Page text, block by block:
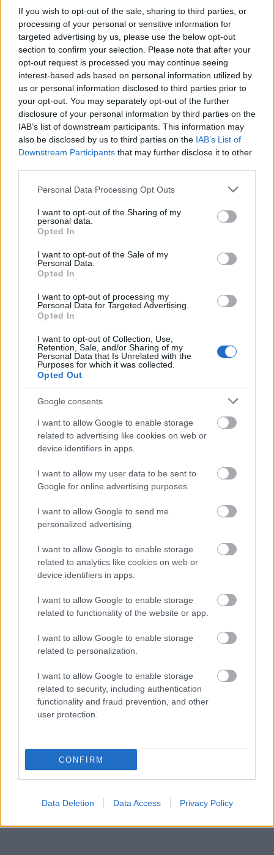
If you wish to opt-out of the sale, sharing to third parties, or
processing of your personal or sensitive information for
targeted advertising by us, please use the below opt-out
section to confirm your selection. Please note that after your
opt-out request is processed you may continue seeing
interest-based ads based on personal information utilized by
us or personal information disclosed to third parties prior to
your opt-out. You may separately opt-out of the further
disclosure of your personal information by third parties on the
IAB’s list of downstream participants. This information may
also be disclosed by us to third parties on the IAB’s List of
Downstream Participants that may further disclose it to other
Please note that this website/app uses one or more Google
not limited to your visit or usage behaviour. You may click to
grant or deny consent to Google and its third-party tags to
use your data for below specified purposes in below Google
consent section.
Personal Data Processing Opt Outs
I want to opt-out of the Sharing of my
personal data.
Opted In
I want to opt-out of the Sale of my
Personal Data.
Opted In
I want to opt-out of processing my
Personal Data for Targeted Advertising.
Opted In
I want to opt-out of Collection, Use,
Retention, Sale, and/or Sharing of my
Personal Data that Is Unrelated with the
Purposes for which it was collected.
Opted Out
Google consents
I want to allow Google to enable storage
related to advertising like cookies on web or
device identifiers in apps.
I want to allow my user data to be sent to
Google for online advertising purposes.
I want to allow Google to send me
personalized advertising.
I want to allow Google to enable storage
related to analytics like cookies on web or
device identifiers in apps.
I want to allow Google to enable storage
related to functionality of the website or app.
I want to allow Google to enable storage
related to personalization.
I want to allow Google to enable storage
related to security, including authentication
functionality and fraud prevention, and other
user protection.
CONFIRM
Data Deletion Data Access Privacy Policy
ír bevándorló népességgel rendelkező Egyesült
Államokban is régóta dívik a keltapunk, egyik első
népszerű helyi előadója, és világszintű hírvivője jön
most hozzánk.1996-ban alapította a zenekartMike
McColganénekes, aki a munkásosztály
szórakoztatásának és érdekvédelmének
filozófiájával alkotta meg a kollektívát. Ő aztán alig
két évvel később kilépett, de a többiek egy új
frontemberrel (Al Barr), ám ugyanazzal a
lelkesedéssel és változatlan elvekkel folytatták és
azóta sem hagytak fel a zenéléssel. Nyolc albumot
jelentettek meg, legutóbb épp tavaly (Signed And
Sealed In Blood), de nagy revelációra egyiken sem
lehetett, illetve kellett számítani. Ugyanazt a
végtelenül szórakoztató sörlóbáló kocsmazenét
játsszák, mint akár '96-ban. Ha tehát semmi mást
nem akarsz, csak jól érezni magad és tíz centivel
rövidebbre táncolni a lábad, ott a helyed a PARKban!